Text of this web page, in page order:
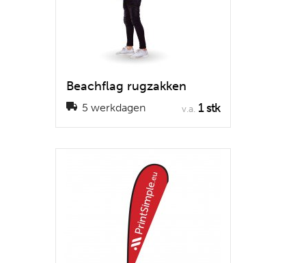
Beachflag rugzakken
5 werkdagen v.a. 1 stk